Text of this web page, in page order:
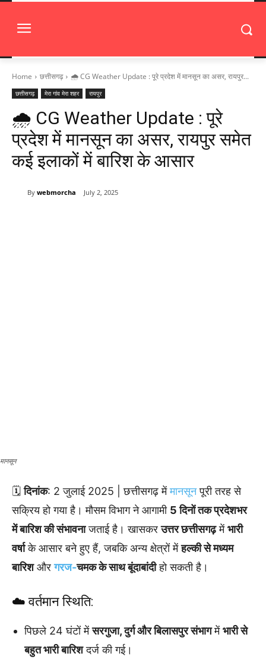
Home छत्तीसगढ़ 🌧️ CG Weather Update : पूरे प्रदेश में मानसून का असर, रायपुर...
छत्तीसगढ़ मेरा गांव मेरा शहर रायपुर
🌧️ CG Weather Update : पूरे
प्रदेश में मानसून का असर, रायपुर समेत
कई इलाकों में बारिश के आसार
By webmorcha July 2, 2025
मानसून
🗓️दिनांक: 2 जुलाई 2025 | छत्तीसगढ़ मेंमानसूनपूरी तरह से
सक्रिय हो गया है। मौसम विभाग ने आगामी 5 दिनों तक प्रदेशभर
में बारिश की संभावनाजताई है। खासकरउत्तर छत्तीसगढ़मेंभारी
वर्षाके आसार बने हुए हैं, जबकि अन्य क्षेत्रों मेंहल्की से मध्यम
बारिशऔरगरज-चमक के साथ बूंदाबांदीहो सकती है।
☁️ वर्तमान स्थिति:
पिछले 24 घंटों मेंसरगुजा, दुर्ग और बिलासपुर संभागमेंभारी से
बहुत भारी बारिशदर्ज की गई।